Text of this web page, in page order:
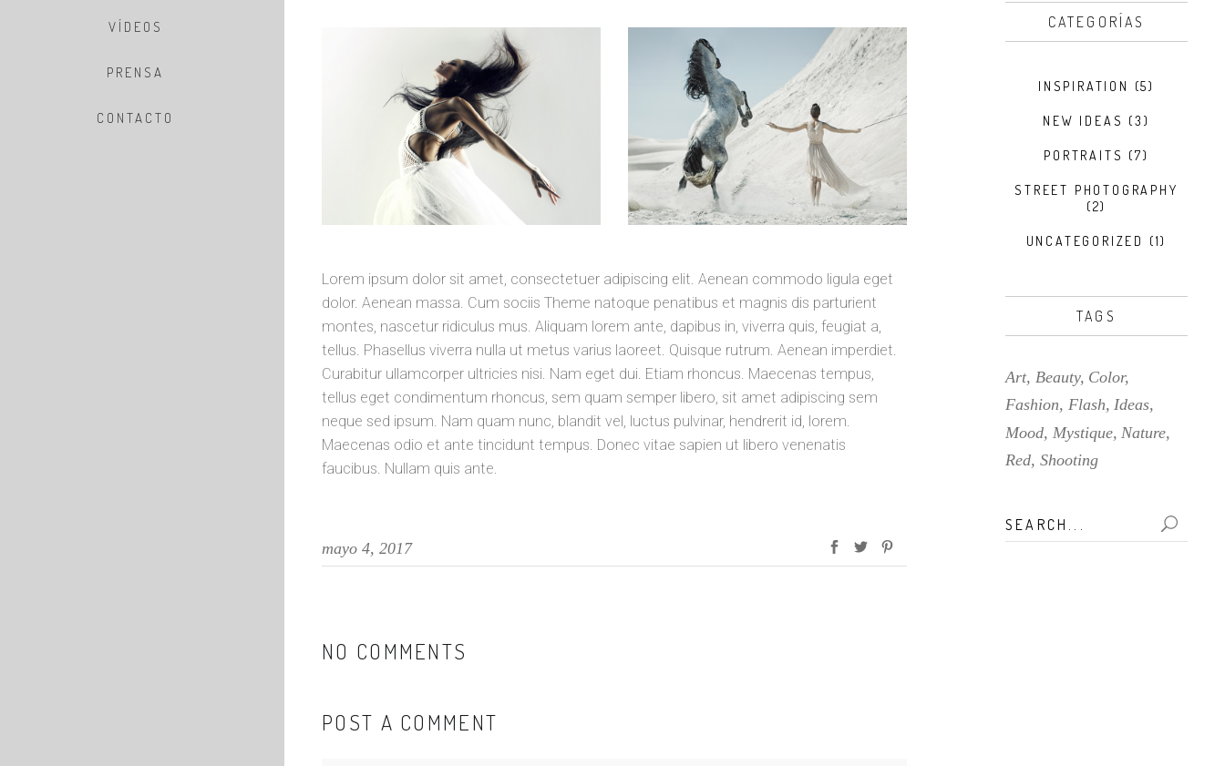
VÍDEOS
PRENSA
CONTACTO
Lorem ipsum dolor sit amet, consectetuer adipiscing elit. Aenean commodo ligula eget
dolor. Aenean massa. Cum sociis Theme natoque penatibus et magnis dis parturient
montes, nascetur ridiculus mus. Aliquam lorem ante, dapibus in, viverra quis, feugiat a,
tellus. Phasellus viverra nulla ut metus varius laoreet. Quisque rutrum. Aenean imperdiet.
Curabitur ullamcorper ultricies nisi. Nam eget dui. Etiam rhoncus. Maecenas tempus,
tellus eget condimentum rhoncus, sem quam semper libero, sit amet adipiscing sem
neque sed ipsum. Nam quam nunc, blandit vel, luctus pulvinar, hendrerit id, lorem.
Maecenas odio et ante tincidunt tempus. Donec vitae sapien ut libero venenatis
faucibus. Nullam quis ante.
mayo 4, 2017
NO COMMENTS
POST A COMMENT
CATEGORÍAS
INSPIRATION (5)
NEW IDEAS (3)
PORTRAITS (7)
STREET PHOTOGRAPHY
(2)
UNCATEGORIZED (1)
TAGS
Art Beauty Color
Fashion Flash Ideas
Mood Mystique Nature
Red Shooting
Search
for: